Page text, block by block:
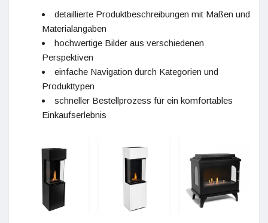
detaillierte Produktbeschreibungen mit Maßen und
Materialangaben
hochwertige Bilder aus verschiedenen
Perspektiven
einfache Navigation durch Kategorien und
Produkttypen
schneller Bestellprozess für ein komfortables
Einkaufserlebnis